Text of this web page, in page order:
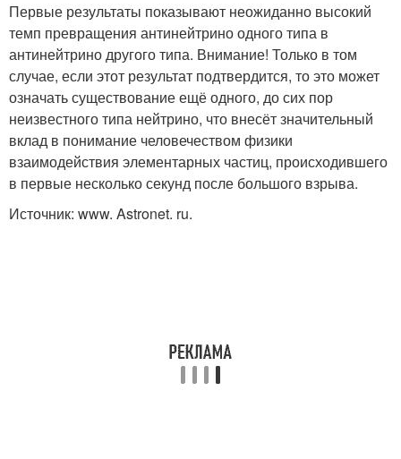
Первые результаты показывают неожиданно высокий
темп превращения антинейтрино одного типа в
антинейтрино другого типа. Внимание! Только в том
случае, если этот результат подтвердится, то это может
означать существование ещё одного, до сих пор
неизвестного типа нейтрино, что внесёт значительный
вклад в понимание человечеством физики
взаимодействия элементарных частиц, происходившего
в первые несколько секунд после большого взрыва.
Источник: www. Astronet. ru.